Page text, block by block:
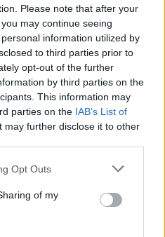
Please note that after your
may continue seeing
information utilized by
to third parties prior to
opt-out of the further
by third parties on the
This information may
parties on the IAB’s List of
may further disclose it to other
Opt Outs
of my
kellene
–
2 perc